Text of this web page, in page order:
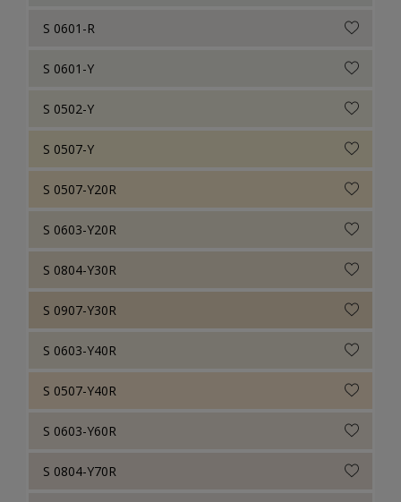
S 0601-R
S 0601-Y
S 0502-Y
S 0507-Y
S 0507-Y20R
S 0603-Y20R
S 0804-Y30R
S 0907-Y30R
S 0603-Y40R
S 0507-Y40R
S 0603-Y60R
S 0804-Y70R